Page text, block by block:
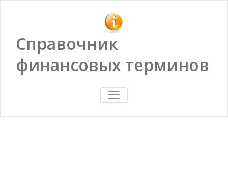
Справочник
финансовых терминов
ПОКАЗАТЬ/
СКРЫТЬ